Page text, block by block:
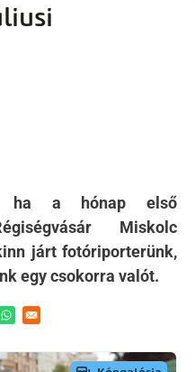
ha a hónap első
Miskolc
járt fotóriporterünk,
egy csokorra valót.
a new window
in a new window
Opens in a new window